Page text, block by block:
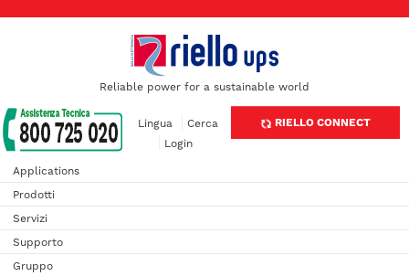
Reliable power for a sustainable world
RIELLO CONNECT
Lingua
Cerca
Login
Applications
Prodotti
Servizi
Supporto
Gruppo